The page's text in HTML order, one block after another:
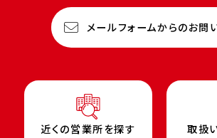
メールフォームからのお問
近くの営業所を探す 取扱